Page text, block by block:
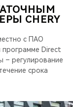
CHERY
с ПАО
программе Direct
– регулирование
срока